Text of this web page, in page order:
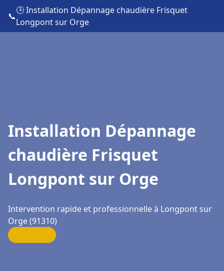
📞
🕒 Installation Dépannage chaudière Frisquet
Longpont sur Orge
Installation Dépannage
chaudière Frisquet
Longpont sur Orge
Intervention rapide et professionnelle à Longpont sur
Orge (91310)